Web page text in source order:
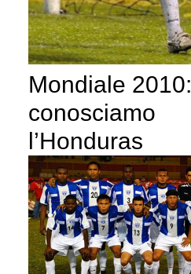
Mondiale 2010:
conosciamo
l’Honduras